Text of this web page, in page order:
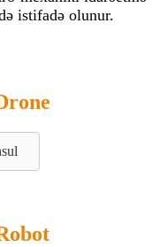
istifadə olunur.